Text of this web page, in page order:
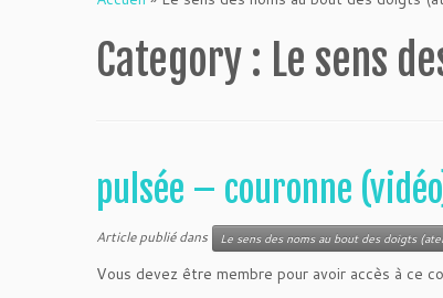
Category : Le sens
pulsée – couronne
Article publié dans Le sens des noms au bout des doigts
Vous devez être membre pour avoir accès à ce